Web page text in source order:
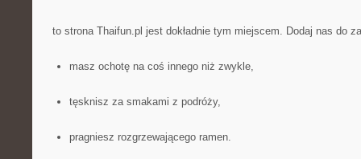
to strona Thaifun.pl jest dokładnie tym miejscem. Dodaj nas do
masz ochotę na coś innego niż zwykle,
tęsknisz za smakami z podróży,
pragniesz rozgrzewającego ramen.